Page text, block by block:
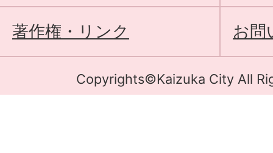
著作権・リンク お問
Copyrights©Kaizuka City All